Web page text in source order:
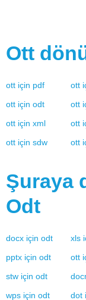
Ott
ott için pdf ott
ott için odt ott
ott için xml ott
ott için sdw ott
Şuraya
Odt
docx için odt xls
pptx için odt ott
stw için odt
wps için odt dot